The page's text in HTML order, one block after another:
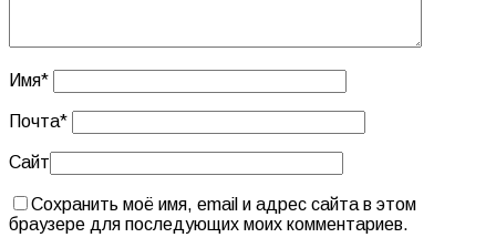
Имя*
Почта*
Сайт
Сохранить моё имя, email и адрес сайта в этом
браузере для последующих моих комментариев.